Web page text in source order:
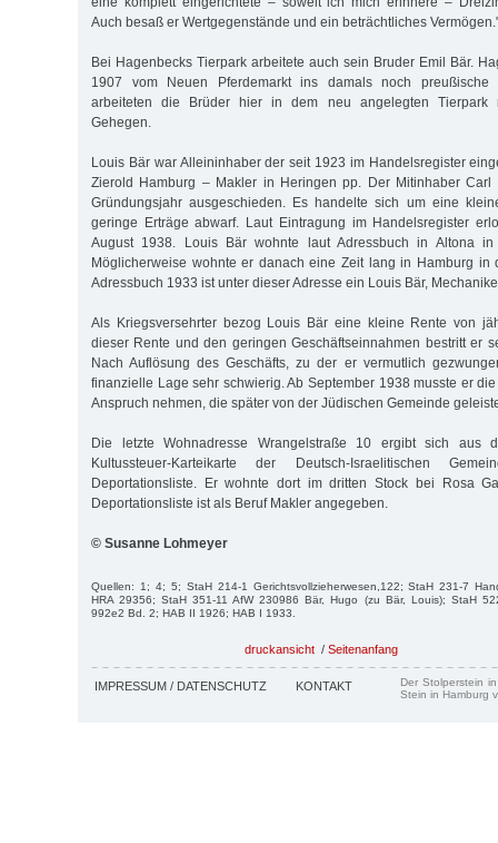
Auch besaß er Wertgegenstände und ein beträchtliches
Bei Hagenbecks Tierpark arbeitete auch sein Bruder Emil Bär.
1907 vom Neuen Pferdemarkt ins damals noch preußische
arbeiteten die Brüder hier in dem neu angelegten Tierpark
Gehegen.
Louis Bär war Alleininhaber der seit 1923 im Handelsregister
Zierold Hamburg – Makler in Heringen pp. Der Mitinhaber
Gründungsjahr ausgeschieden. Es handelte sich um eine
geringe Erträge abwarf. Laut Eintragung im Handelsregister
August 1938. Louis Bär wohnte laut Adressbuch in Altona
Möglicherweise wohnte er danach eine Zeit lang in Hamburg in
Adressbuch 1933 ist unter dieser Adresse ein Louis Bär,
Als Kriegsversehrter bezog Louis Bär eine kleine Rente von
dieser Rente und den geringen Geschäftseinnahmen bestritt er
Nach Auflösung des Geschäfts, zu der er vermutlich
finanzielle Lage sehr schwierig. Ab September 1938 musste er
Anspruch nehmen, die später von der Jüdischen Gemeinde
Die letzte Wohnadresse Wrangelstraße 10 ergibt sich aus
Kultussteuer-Karteikarte der Deutsch-Israelitischen
Deportationsliste. Er wohnte dort im dritten Stock bei Rosa
Deportationsliste ist als Beruf Makler angegeben.
© Susanne Lohmeyer
Quellen: 1; 4; 5; StaH 214-1 Gerichtsvollzieherwesen,122; StaH 231-7
HRA 29356; StaH 351-11 AfW 230986 Bär, Hugo (zu Bär, Louis); StaH
992e2 Bd. 2; HAB II 1926; HAB I 1933.
druckansicht / Seitenanfang
IMPRESSUM / DATENSCHUTZ KONTAKT
Der Stolperstein
Stein in Hamburg